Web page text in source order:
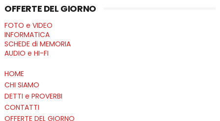
OFFERTE DEL GIORNO
FOTO e VIDEO
INFORMATICA
SCHEDE di MEMORIA
AUDIO e HI-FI
HOME
CHI SIAMO
DETTI e PROVERBI
CONTATTI
OFFERTE DEL GIORNO